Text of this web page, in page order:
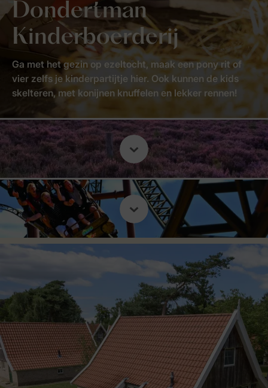
Dondertman
Kinderboerderij
Ga met het gezin op ezeltocht, maak een pony rit of
vier zelfs je kinderpartijtje hier. Ook kunnen de kids
skelteren, met konijnen knuffelen en lekker rennen!